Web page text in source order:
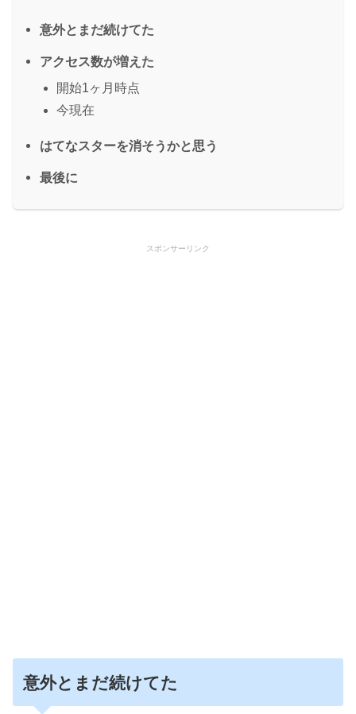
意外とまだ続けてた
アクセス数が増えた
開始1ヶ月時点
今現在
はてなスターを消そうかと思う
最後に
スポンサーリンク
意外とまだ続けてた